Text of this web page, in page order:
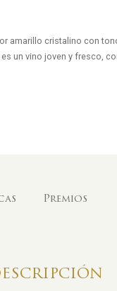
amarillo cristalino con
un vino joven y fresco,
Premios